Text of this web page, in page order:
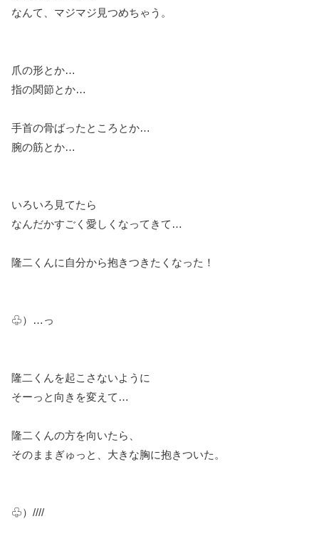
なんて、マジマジ見つめちゃう。
爪の形とか…
指の関節とか…
手首の骨ばったところとか…
腕の筋とか…
いろいろ見てたら
なんだかすごく愛しくなってきて…
隆二くんに自分から抱きつきたくなった！
♧）…っ
隆二くんを起こさないように
そーっと向きを変えて…
隆二くんの方を向いたら、
そのままぎゅっと、大きな胸に抱きついた。
♧）////